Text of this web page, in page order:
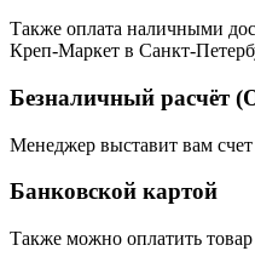
Также оплата наличными
Креп-Маркет в Санкт-
Безналичный расчёт
Менеджер выставит вам
Банковской картой
Также можно оплатить товар